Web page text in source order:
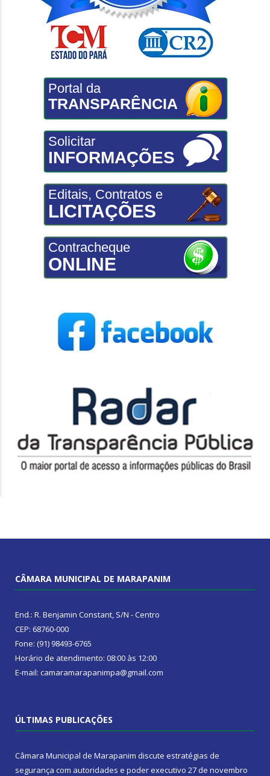
Portal da
TRANSPARÊNCIA
Solicitar
INFORMAÇÕES
Editais, Contratos e
LICITAÇÕES
Contracheque
ONLINE
CÂMARA MUNICIPAL DE MARAPANIM
End.: R. Benjamin Constant, S/N - Centro
CEP: 68760-000
Fone: (91) 98493-6765
Horário de atendimento: 08:00 às 12:00
E-mail: camaramarapanimpa@gmail.com
ÚLTIMAS PUBLICAÇÕES
Câmara Municipal de Marapanim discute estratégias de
segurança com autoridades e poder executivo 27 de novembro